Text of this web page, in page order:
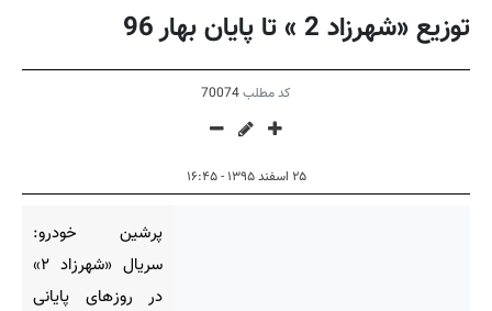
توزیع «شهرزاد 2 » تا پایان بهار 96
کد مطلب70074
۲۵ اسفند ۱۳۹۵ - ۱۶:۴۵
پرشین خودرو:
سریال «شهرزاد ۲»
در روزهای پایانی